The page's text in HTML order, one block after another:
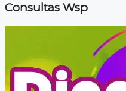
Consultas Wsp